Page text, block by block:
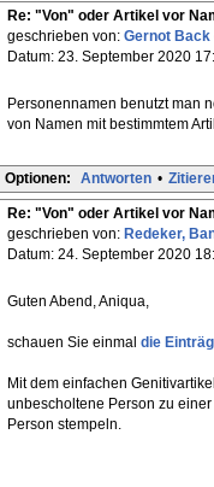
Re: "Von" oder Artikel vor
geschrieben von: Gernot Back
Datum: 23. September 2020
Personennamen benutzt man
von Namen mit bestimmtem
Optionen: Antworten •
Re: "Von" oder Artikel vor
geschrieben von: Redeker,
Datum: 24. September 2020
Guten Abend, Aniqua,
schauen Sie einmal die
Mit dem einfachen
unbescholtene Person zu
Person stempeln.